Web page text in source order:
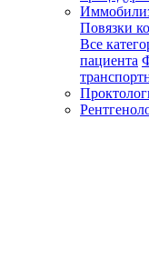
Повязки
Все
пациента